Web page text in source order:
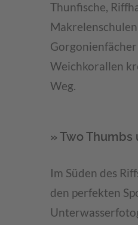
Thunfische,
Weichkorallen
Weg.
» Two Thumbs
Im Süden des
den perfekten